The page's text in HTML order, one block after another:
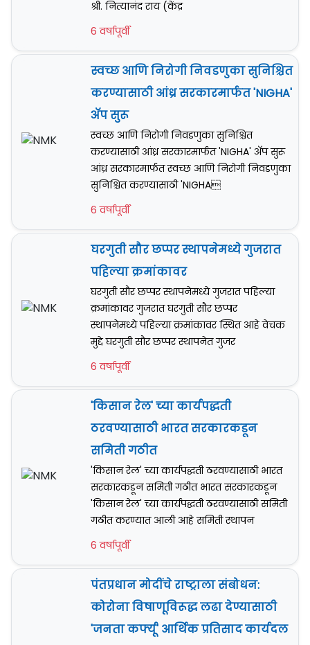
श्री. नित्यानंद राय (केंद्र
6 वर्षापूर्वी
स्वच्छ आणि निरोगी निवडणुका सुनिश्चित
करण्यासाठी आंध्र सरकारमार्फत 'NIGHA'
अ‍ॅप सुरू
स्वच्छ आणि निरोगी निवडणुका सुनिश्चित
करण्यासाठी आंध्र सरकारमार्फत 'NIGHA' अ‍ॅप सुरू
आंध्र सरकारमार्फत स्वच्छ आणि निरोगी निवडणुका
सुनिश्चित करण्यासाठी 'NIGHA
6 वर्षापूर्वी
घरगुती सौर छप्पर स्थापनेमध्ये गुजरात
पहिल्या क्रमांकावर
घरगुती सौर छप्पर स्थापनेमध्ये गुजरात पहिल्या
क्रमांकावर गुजरात घरगुती सौर छप्पर
स्थापनेमध्ये पहिल्या क्रमांकावर स्थित आहे वेचक
मुद्दे घरगुती सौर छप्पर स्थापनेत गुजर
6 वर्षापूर्वी
'किसान रेल' च्या कार्यपद्धती
ठरवण्यासाठी भारत सरकारकडून
समिती गठीत
'किसान रेल' च्या कार्यपद्धती ठरवण्यासाठी भारत
सरकारकडून समिती गठीत भारत सरकारकडून
'किसान रेल' च्या कार्यपद्धती ठरवण्यासाठी समिती
गठीत करण्यात आली आहे समिती स्थापन
6 वर्षापूर्वी
पंतप्रधान मोदींचे राष्ट्राला संबोधन:
कोरोना विषाणूविरूद्ध लढा देण्यासाठी
'जनता कर्फ्यू' आर्थिक प्रतिसाद कार्यदल